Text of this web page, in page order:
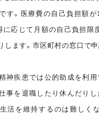
す。医療費の自己負担額
に応じて月額の自己負担限
します。市区町村の窓口で申
神疾患では公的助成を利用
事を退職したり休んだりし
活を維持するのは難しく